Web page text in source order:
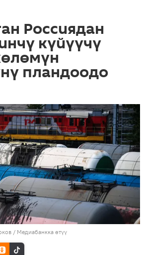
Россиядан
күйүүчү
пландоодо
/ Медиабанкка өтүү